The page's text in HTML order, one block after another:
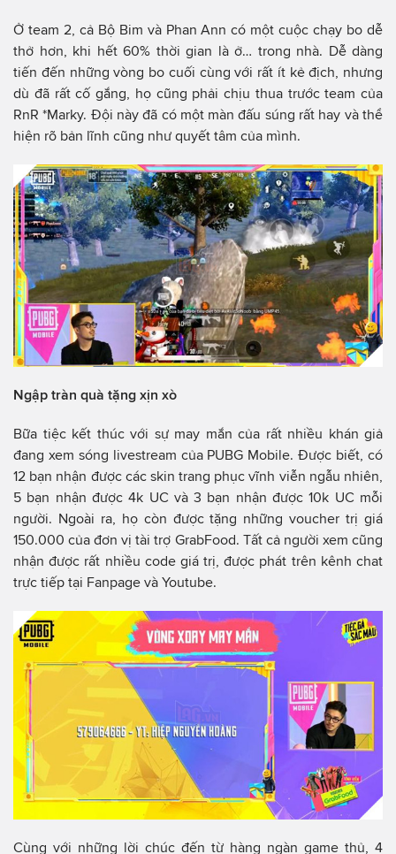
Ở team 2, cả Bộ Bim và Phan Ann có một cuộc chạy bo dễ
thở hơn, khi hết 60% thời gian là ở… trong nhà. Dễ dàng
tiến đến những vòng bo cuối cùng với rất ít kẻ địch, nhưng
dù đã rất cố gắng, họ cũng phải chịu thua trước team của
RnR *Marky. Đội này đã có một màn đấu súng rất hay và thể
hiện rõ bản lĩnh cũng như quyết tâm của mình.
Ngập tràn quà tặng xịn xò
Bữa tiệc kết thúc với sự may mắn của rất nhiều khán giả
đang xem sóng livestream của PUBG Mobile. Được biết, có
12 bạn nhận được các skin trang phục vĩnh viễn ngẫu nhiên,
5 bạn nhận được 4k UC và 3 bạn nhận được 10k UC mỗi
người. Ngoài ra, họ còn được tặng những voucher trị giá
150.000 của đơn vị tài trợ GrabFood. Tất cả người xem cũng
nhận được rất nhiều code giá trị, được phát trên kênh chat
trực tiếp tại Fanpage và Youtube.
Cùng với những lời chúc đến từ hàng ngàn game thủ, 4